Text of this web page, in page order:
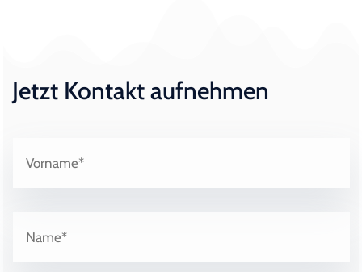
Jetzt Kontakt aufnehmen